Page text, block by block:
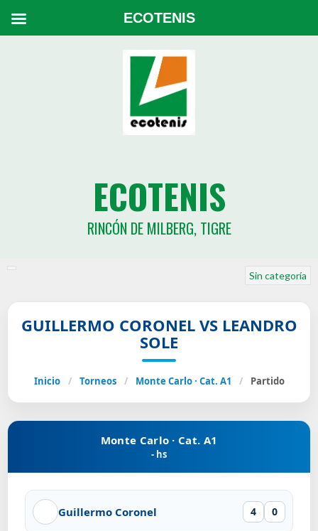
ECOTENIS
RINCÓN DE MILBERG, TIGRE
Sin categoría
GUILLERMO CORONEL VS LEANDRO
SOLE
Inicio / Torneos / Monte Carlo · Cat. A1 / Partido
Monte Carlo · Cat. A1
- hs
Guillermo Coronel 4 0
ECOTENIS